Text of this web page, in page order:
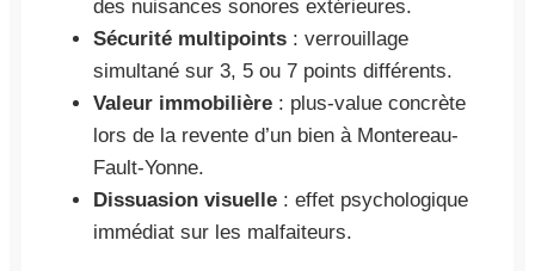
des nuisances sonores extérieures.
Sécurité multipoints : verrouillage
simultané sur 3, 5 ou 7 points différents.
Valeur immobilière : plus-value concrète
lors de la revente d’un bien à Montereau-
Fault-Yonne.
Dissuasion visuelle : effet psychologique
immédiat sur les malfaiteurs.